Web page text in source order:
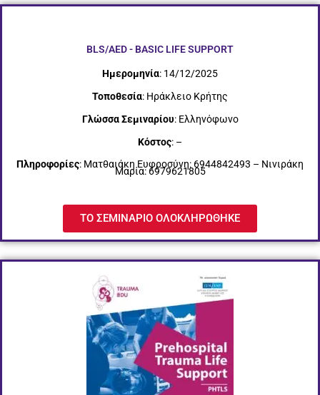
BLS/AED - BASIC LIFE SUPPORT
Ημερομηνία: 14/12/2025
Τοποθεσία: Ηράκλειο Κρήτης
Γλώσσα Σεμιναρίου: Ελληνόφωνο
Κόστος: –
Πληροφορίες: Ματθαιάκη Ευφροσύνη: 6944842493 – Νινιράκη
Μαρία: 6979621805
ΤΟ ΣΕΜΙΝΑΡΙΟ ΟΛΟΚΛΗΡΩΘΗΚΕ